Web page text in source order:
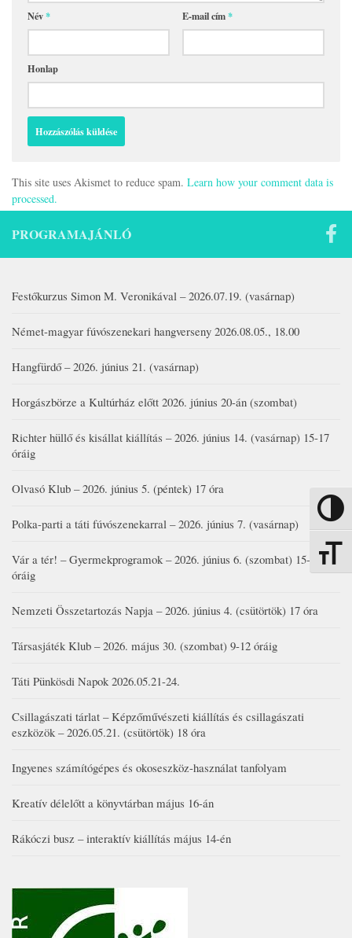
Nagy
Név* E-mail cím*
Honlap
This site uses Akismet to reduce spam. Learn how your comment data is
processed.
PROGRAMAJÁNLÓ
Festőkurzus Simon M. Veronikával – 2026.07.19. (vasárnap)
Német-magyar fúvószenekari hangverseny 2026.08.05., 18.00
Hangfürdő – 2026. június 21. (vasárnap)
Horgászbörze a Kultúrház előtt 2026. június 20-án (szombat)
Richter hüllő és kisállat kiállítás – 2026. június 14. (vasárnap) 15-17
óráig
Olvasó Klub – 2026. június 5. (péntek) 17 óra
Polka-parti a táti fúvószenekarral – 2026. június 7. (vasárnap)
Vár a tér! – Gyermekprogramok – 2026. június 6. (szombat) 15-19
óráig
Nemzeti Összetartozás Napja – 2026. június 4. (csütörtök) 17 óra
Társasjáték Klub – 2026. május 30. (szombat) 9-12 óráig
Táti Pünkösdi Napok 2026.05.21-24.
Csillagászati tárlat – Képzőművészeti kiállítás és csillagászati
eszközök – 2026.05.21. (csütörtök) 18 óra
Ingyenes számítógépes és okoseszköz-használat tanfolyam
Kreatív délelőtt a könyvtárban május 16-án
Rákóczi busz – interaktív kiállítás május 14-én